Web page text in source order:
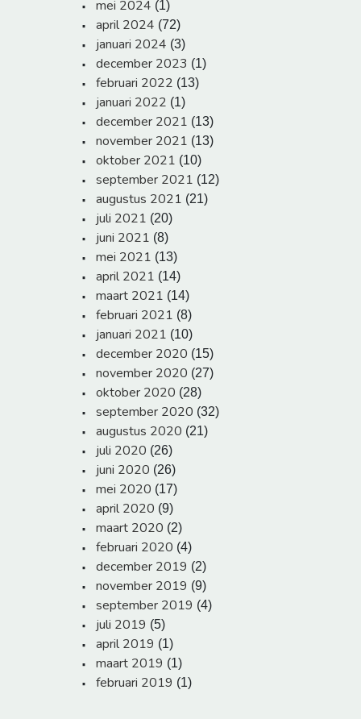
mei 2024 (1)
april 2024 (72)
januari 2024 (3)
december 2023 (1)
februari 2022 (13)
januari 2022 (1)
december 2021 (13)
november 2021 (13)
oktober 2021 (10)
september 2021 (12)
augustus 2021 (21)
juli 2021 (20)
juni 2021 (8)
mei 2021 (13)
april 2021 (14)
maart 2021 (14)
februari 2021 (8)
januari 2021 (10)
december 2020 (15)
november 2020 (27)
oktober 2020 (28)
september 2020 (32)
augustus 2020 (21)
juli 2020 (26)
juni 2020 (26)
mei 2020 (17)
april 2020 (9)
maart 2020 (2)
februari 2020 (4)
december 2019 (2)
november 2019 (9)
september 2019 (4)
juli 2019 (5)
april 2019 (1)
maart 2019 (1)
februari 2019 (1)